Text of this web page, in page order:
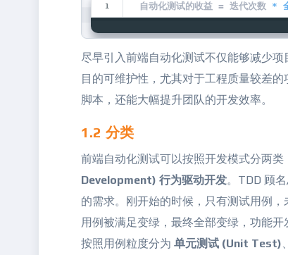
自动化测试的收益 = 迭代次数 *
尽早引入前端自动化测试不仅能够减少
目的可维护性，尤其对于工程质量较差
脚本，还能大幅提升团队的开发效率。
1.2 分类
前端自动化测试可以按照开发模式分两类
Development) 行为驱动开发。TDD 顾
的需求。刚开始的时候，只有测试用例
用例被满足变绿，最终全部变绿，功能
按照用例粒度分为 单元测试 (Unit Test)、